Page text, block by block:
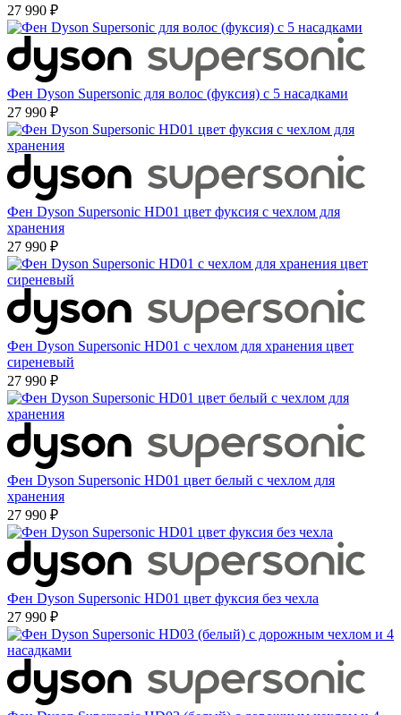
27 990 ₽
Фен Dyson Supersonic для волос (фуксия) с 5 насадками
27 990 ₽
Фен Dyson Supersonic HD01 цвет фуксия с чехлом для
хранения
27 990 ₽
Фен Dyson Supersonic HD01 с чехлом для хранения цвет
сиреневый
27 990 ₽
Фен Dyson Supersonic HD01 цвет белый с чехлом для
хранения
27 990 ₽
Фен Dyson Supersonic HD01 цвет фуксия без чехла
27 990 ₽